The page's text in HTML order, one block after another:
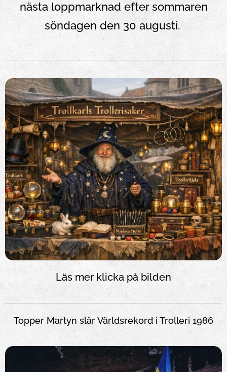
nästa loppmarknad efter sommaren
söndagen den 30 augusti.
Läs mer klicka på bilden
Topper Martyn slår Världsrekord i Trolleri 1986